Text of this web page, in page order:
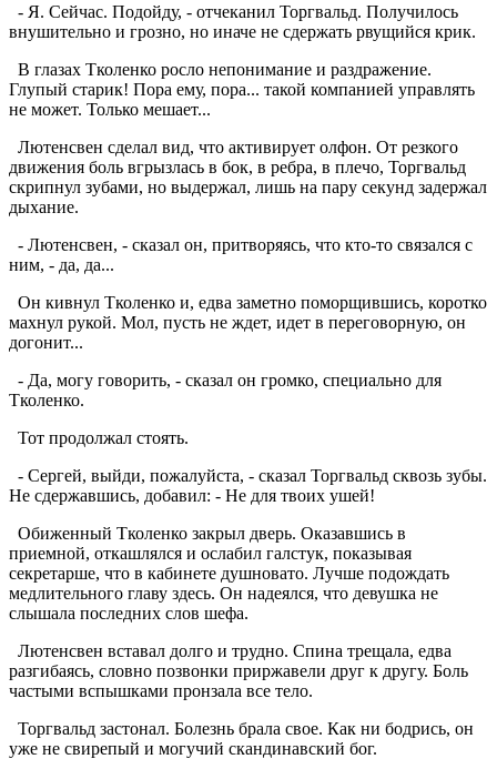
- Я. Сейчас. Подойду, - отчеканил Торгвальд. Получилось
внушительно и грозно, но иначе не сдержать рвущийся крик.
В глазах Тколенко росло непонимание и раздражение.
Глупый старик! Пора ему, пора... такой компанией управлять
не может. Только мешает...
Лютенсвен сделал вид, что активирует олфон. От резкого
движения боль вгрызлась в бок, в ребра, в плечо, Торгвальд
скрипнул зубами, но выдержал, лишь на пару секунд задержал
дыхание.
- Лютенсвен, - сказал он, притворяясь, что кто-то связался с
ним, - да, да...
Он кивнул Тколенко и, едва заметно поморщившись, коротко
махнул рукой. Мол, пусть не ждет, идет в переговорную, он
догонит...
- Да, могу говорить, - сказал он громко, специально для
Тколенко.
Тот продолжал стоять.
- Сергей, выйди, пожалуйста, - сказал Торгвальд сквозь зубы.
Не сдержавшись, добавил: - Не для твоих ушей!
Обиженный Тколенко закрыл дверь. Оказавшись в
приемной, откашлялся и ослабил галстук, показывая
секретарше, что в кабинете душновато. Лучше подождать
медлительного главу здесь. Он надеялся, что девушка не
слышала последних слов шефа.
Лютенсвен вставал долго и трудно. Спина трещала, едва
разгибаясь, словно позвонки приржавели друг к другу. Боль
частыми вспышками пронзала все тело.
Торгвальд застонал. Болезнь брала свое. Как ни бодрись, он
уже не свирепый и могучий скандинавский бог.